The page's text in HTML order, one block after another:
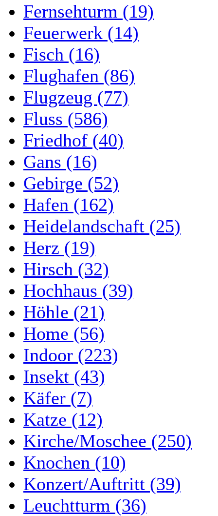
Fernsehturm (19)
Feuerwerk (14)
Fisch (16)
Flughafen (86)
Flugzeug (77)
Fluss (586)
Friedhof (40)
Gans (16)
Gebirge (52)
Hafen (162)
Heidelandschaft (25)
Herz (19)
Hirsch (32)
Hochhaus (39)
Höhle (21)
Home (56)
Indoor (223)
Insekt (43)
Käfer (7)
Katze (12)
Kirche/Moschee (250)
Knochen (10)
Konzert/Auftritt (39)
Leuchtturm (36)